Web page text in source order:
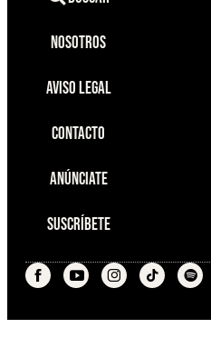
Nosotros
Aviso Legal
Contacto
Anúnciate
Suscríbete